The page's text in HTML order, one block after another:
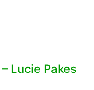
Lucie Pakes